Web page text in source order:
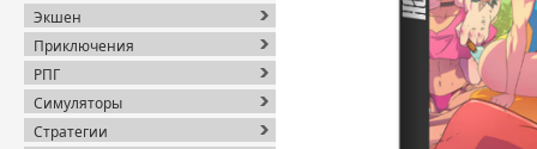
Экшен
Приключения
РПГ
Симуляторы
Стратегии